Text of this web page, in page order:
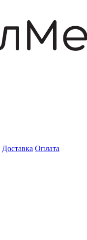
Доставка Оплата